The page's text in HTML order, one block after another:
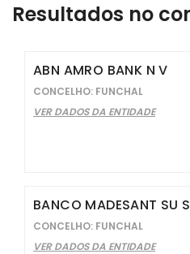
Resultados no
ABN AMRO BANK N V
CONCELHO: FUNCHAL
VER DADOS DA ENTIDADE
BANCO MADESANT SU
CONCELHO: FUNCHAL
VER DADOS DA ENTIDADE